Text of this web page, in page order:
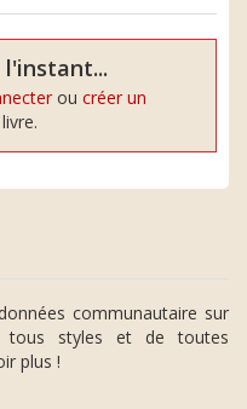
ou créer un
communautaire sur
tous styles et de toutes
plus !